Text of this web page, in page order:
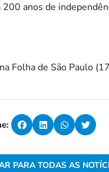
anos de
Folha de São Paulo
PARA TODAS AS